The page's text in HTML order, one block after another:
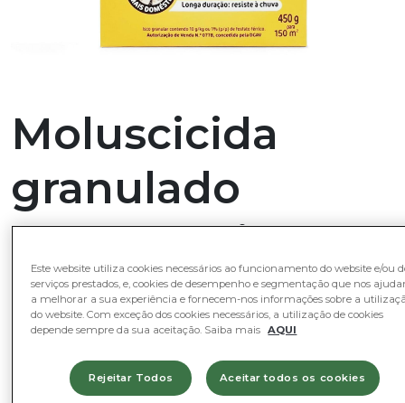
Moluscicida
granulado
Naturen Limex
14,76€
férrico – um mineral que existe naturalmente
Este website utiliza cookies necessários ao funcionamento do website e/ou
serviços prestados, e, cookies de desempenho e segmentação que nos
a melhorar a sua experiência e fornecem-nos informações sobre a
do website. Com exceção dos cookies necessários, a utilização de cookies
depende sempre da sua aceitação. Saiba mais
AQUI
Rejeitar Todos Aceitar todos os cookies